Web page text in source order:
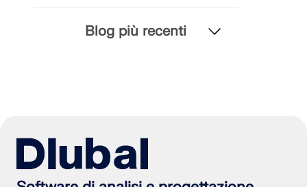
Blog più recenti